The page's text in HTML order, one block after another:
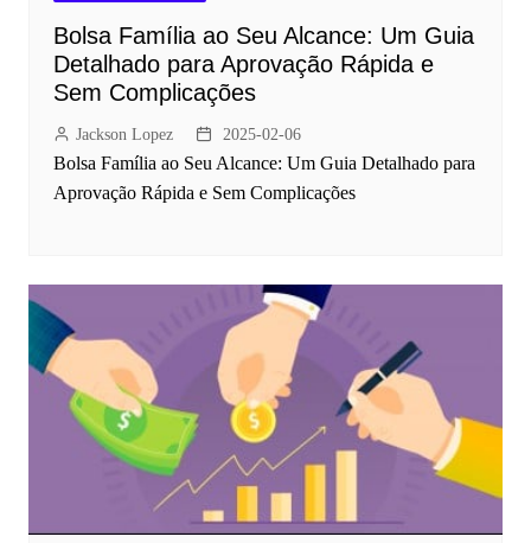
Bolsa Família ao Seu Alcance: Um Guia
Detalhado para Aprovação Rápida e
Sem Complicações
Jackson Lopez 2025-02-06
Bolsa Família ao Seu Alcance: Um Guia Detalhado para
Aprovação Rápida e Sem Complicações